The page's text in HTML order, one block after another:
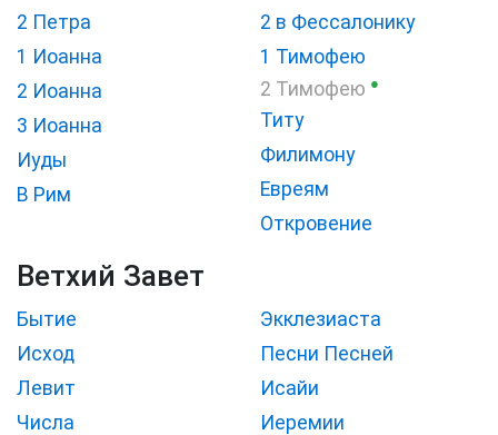
2 Петра
1 Иоанна
2 Иоанна
3 Иоанна
Иуды
В Рим
2 в Фессалонику
1 Тимофею
2 Тимофею ●
Титу
Филимону
Евреям
Откровение
Ветхий Завет
Бытие
Исход
Левит
Числа
Экклезиаста
Песни Песней
Исайи
Иеремии